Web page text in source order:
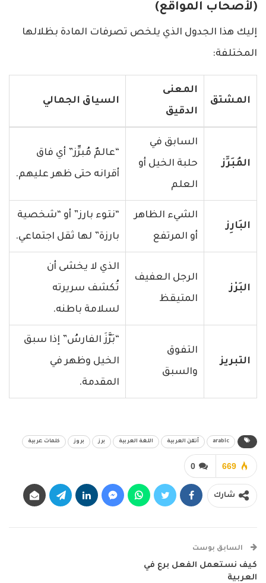
(لأصحاب المواقع)
إليك هذا الجدول الذي يلخص تصرفات المادة بظلالها
المختلفة:
المشتق
المعنى
الدقيق
السياق الجمالي
المُبَرِّز
السابق في
حلبة الخيل أو
العلم
“عالمٌ مُبرِّز” أي فاق
أقرانه حتى ظهر عليهم.
البَارِز
الشيء الظاهر
أو المرتفع
“نتوء بارز” أو “شخصية
بارزة” لها ثقل اجتماعي.
البَرْز
الرجل العفيف
المتيقظ
الذي لا يخشى أن
تُكشف سريرته
لسلامة باطنه.
التبريز
التفوق
والسبق
“بَرَّزَ الفارسُ” إذا سبق
الخيل وظهر في
المقدمة.
arabic أتقن العربية اللغة العربية برز بروز كلمات عربية
0 669
شارك
السابق بوست
كيف نستعمل الفعل برع في
العربية